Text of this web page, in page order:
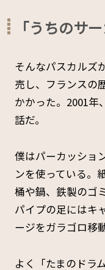
「うちのサ
そんなパスカルズ
売し、フランスの
かかった。2001年
話だ。
僕はパーカッショ
ンを使っている。
桶や鍋、鉄製のゴ
パイプの足にはキ
ージをガラゴロ移
よく「たまのドラ